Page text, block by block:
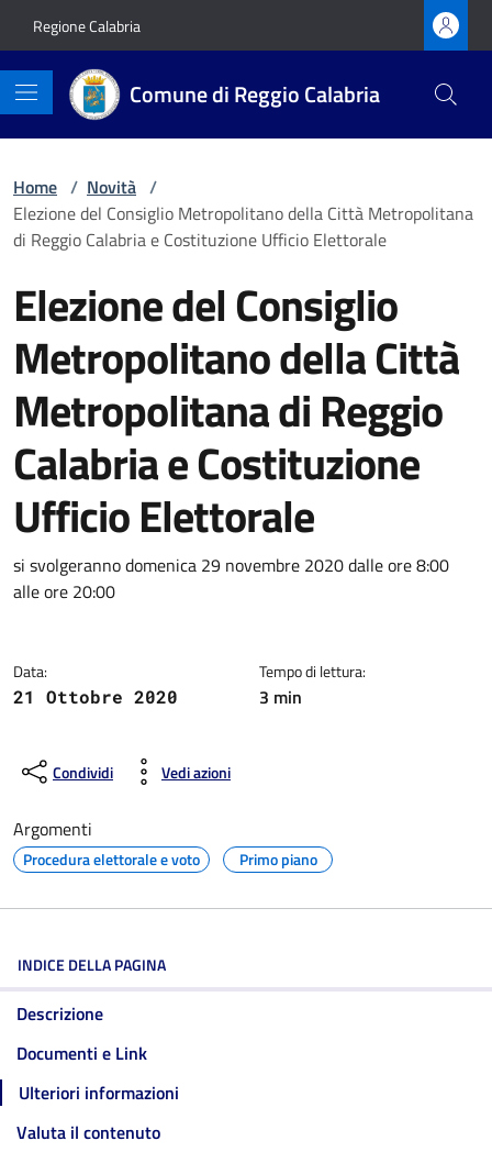
Regione Calabria
Comune di Reggio Calabria
Home / Novità /
Elezione del Consiglio Metropolitano della Città Metropolitana
di Reggio Calabria e Costituzione Ufficio Elettorale
Elezione del Consiglio
Metropolitano della Città
Metropolitana di Reggio
Calabria e Costituzione
Ufficio Elettorale
Dettagli della notizia
si svolgeranno domenica 29 novembre 2020 dalle ore 8:00
alle ore 20:00
Data:
21 Ottobre 2020
Tempo di lettura:
3 min
Condividi Vedi azioni
Argomenti
Procedura elettorale e voto Primo piano
INDICE DELLA PAGINA
Descrizione
Documenti e Link
Ulteriori informazioni
Valuta il contenuto